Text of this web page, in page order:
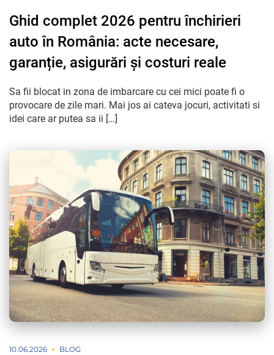
Ghid complet 2026 pentru închirieri
auto în România: acte necesare,
garanție, asigurări și costuri reale
Sa fii blocat in zona de imbarcare cu cei mici poate fi o
provocare de zile mari. Mai jos ai cateva jocuri, activitati si
idei care ar putea sa ii […]
10.06.2026 BLOG